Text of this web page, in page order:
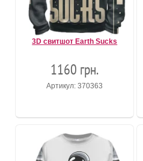
3D свитшот Earth Sucks
1160 грн.
Артикул: 370363